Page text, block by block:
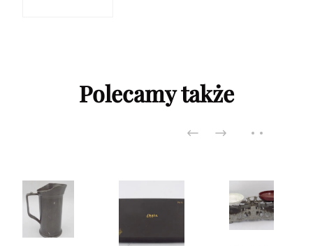
Polecamy także